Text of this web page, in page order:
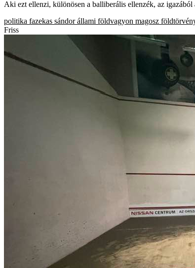
Aki ezt ellenzi, különösen a balliberális ellenzék, az
politika fazekas sándor állami földvagyon magosz
Friss